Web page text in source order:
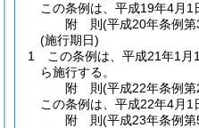
この条例は、平成19年4月1
附 則(平成20年条例
(施行期日)
1
この条例は、平成21年1月
ら施行する。
附 則(平成22年条例第
この条例は、平成22年4月1
附 則(平成23年条例第